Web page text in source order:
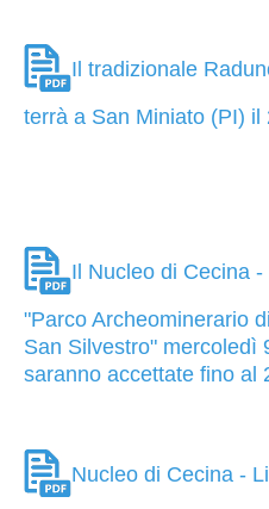
Il tradizionale
terrà a San Miniato (PI) il
Il Nucleo di Cecina
"Parco Archeominerario
San Silvestro" mercoledì
saranno accettate fino al
Nucleo di Cecina -